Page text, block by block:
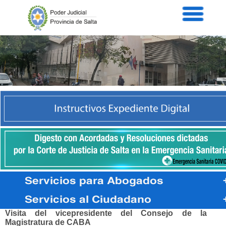
Servicios
Prensa
Intranet
Contacto
Visita del vicepresidente del Consejo de la
Magistratura de CABA
CORTE DE JUSTICIA
PORTAL PENAL
DIGITAL
CONSULTA PUB.